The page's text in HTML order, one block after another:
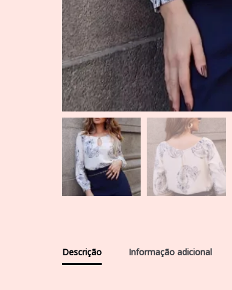
Descrição Informação adicional